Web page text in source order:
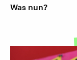
Was nun?